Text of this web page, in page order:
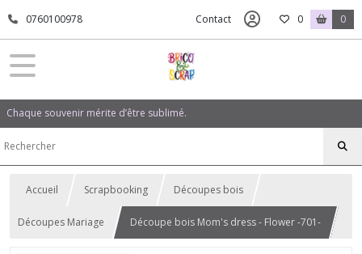
0760100978 Contact 0 0
Chaque souvenir mérite d’être sublimé.
Accueil Scrapbooking Découpes bois
Découpes Mariage Découpe bois Mom's dress - Flower -701-